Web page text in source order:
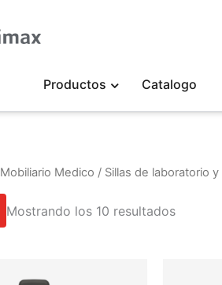
Productos Catalogo
Mobiliario Medico / Sillas de laboratorio
Mostrando los 10 resultados